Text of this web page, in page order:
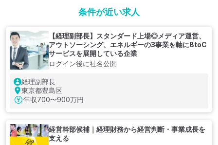
条件が近い求人
【経理副部長】スタンダード上場◎メディア運営、
アウトソーシング、エネルギーの3事業を軸にBtoC
サービスを展開している企業
ログイン後に社名公開
経理副部長
東京都豊島区
年収700〜900万円
経営幹部候補｜経理財務から経営判断・事業成長を
支える